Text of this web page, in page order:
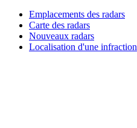
Emplacements des radars
Carte des radars
Nouveaux radars
Localisation d'une infraction